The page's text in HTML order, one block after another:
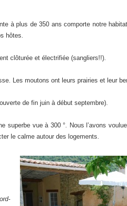
à plus de 350 ans comporte notre
hôtes.
clôturée et électrifiée (sangliers!!).
Les moutons ont leurs prairies et leur
de fin juin à début septembre).
superbe vue à 300 °. Nous l’avons
le calme autour des logements.